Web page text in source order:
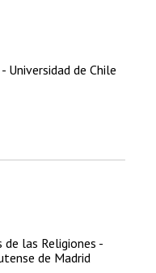
Universidad de Chile
las Religiones -
de Madrid